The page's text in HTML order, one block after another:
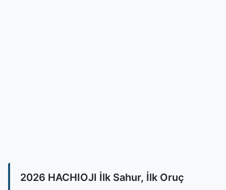
2026 HACHIOJI İlk Sahur, İlk Oruç